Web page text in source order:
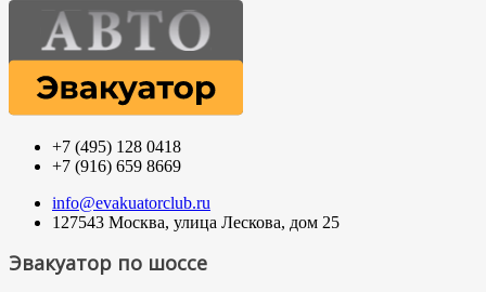
+7 (495) 128 0418
+7 (916) 659 8669
info@evakuatorclub.ru
127543 Москва, улица Лескова, дом 25
Эвакуатор по шоссе